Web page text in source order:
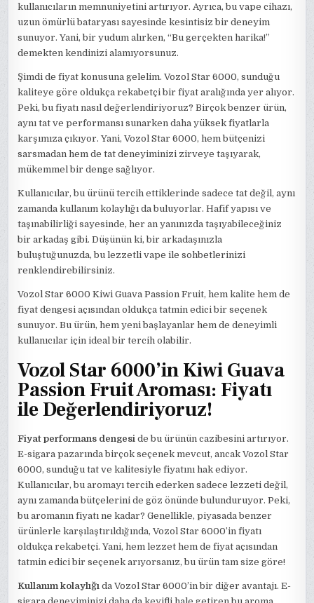
kullanıcıların memnuniyetini artırıyor. Ayrıca, bu vape cihazı,
uzun ömürlü bataryası sayesinde kesintisiz bir deneyim
sunuyor. Yani, bir yudum alırken, “Bu gerçekten harika!”
demekten kendinizi alamıyorsunuz.
Şimdi de fiyat konusuna gelelim. Vozol Star 6000, sunduğu
kaliteye göre oldukça rekabetçi bir fiyat aralığında yer alıyor.
Peki, bu fiyatı nasıl değerlendiriyoruz? Birçok benzer ürün,
aynı tat ve performansı sunarken daha yüksek fiyatlarla
karşımıza çıkıyor. Yani, Vozol Star 6000, hem bütçenizi
sarsmadan hem de tat deneyiminizi zirveye taşıyarak,
mükemmel bir denge sağlıyor.
Kullanıcılar, bu ürünü tercih ettiklerinde sadece tat değil, aynı
zamanda kullanım kolaylığı da buluyorlar. Hafif yapısı ve
taşınabilirliği sayesinde, her an yanınızda taşıyabileceğiniz
bir arkadaş gibi. Düşünün ki, bir arkadaşınızla
buluştuğunuzda, bu lezzetli vape ile sohbetlerinizi
renklendirebilirsiniz.
Vozol Star 6000 Kiwi Guava Passion Fruit, hem kalite hem de
fiyat dengesi açısından oldukça tatmin edici bir seçenek
sunuyor. Bu ürün, hem yeni başlayanlar hem de deneyimli
kullanıcılar için ideal bir tercih olabilir.
Vozol Star 6000’in Kiwi Guava
Passion Fruit Aroması: Fiyatı
ile Değerlendiriyoruz!
Fiyat performans dengesi de bu ürünün cazibesini artırıyor.
E-sigara pazarında birçok seçenek mevcut, ancak Vozol Star
6000, sunduğu tat ve kalitesiyle fiyatını hak ediyor.
Kullanıcılar, bu aromayı tercih ederken sadece lezzeti değil,
aynı zamanda bütçelerini de göz önünde bulunduruyor. Peki,
bu aromanın fiyatı ne kadar? Genellikle, piyasada benzer
ürünlerle karşılaştırıldığında, Vozol Star 6000’in fiyatı
oldukça rekabetçi. Yani, hem lezzet hem de fiyat açısından
tatmin edici bir seçenek arıyorsanız, bu ürün tam size göre!
Kullanım kolaylığı da Vozol Star 6000’in bir diğer avantajı. E-